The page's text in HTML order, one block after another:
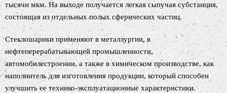
тысячи мкм. На выходе получается легкая сыпучая субстанция,
состоящая из отдельных полых сферических частиц.
Стеклошарики применяют в металлургии, в
нефтеперерабатывающей промышленности,
автомобилестроении, а также в химическом производстве, как
наполнитель для изготовления продукции, который способен
улучшить ее технико-эксплуатационные характеристики.